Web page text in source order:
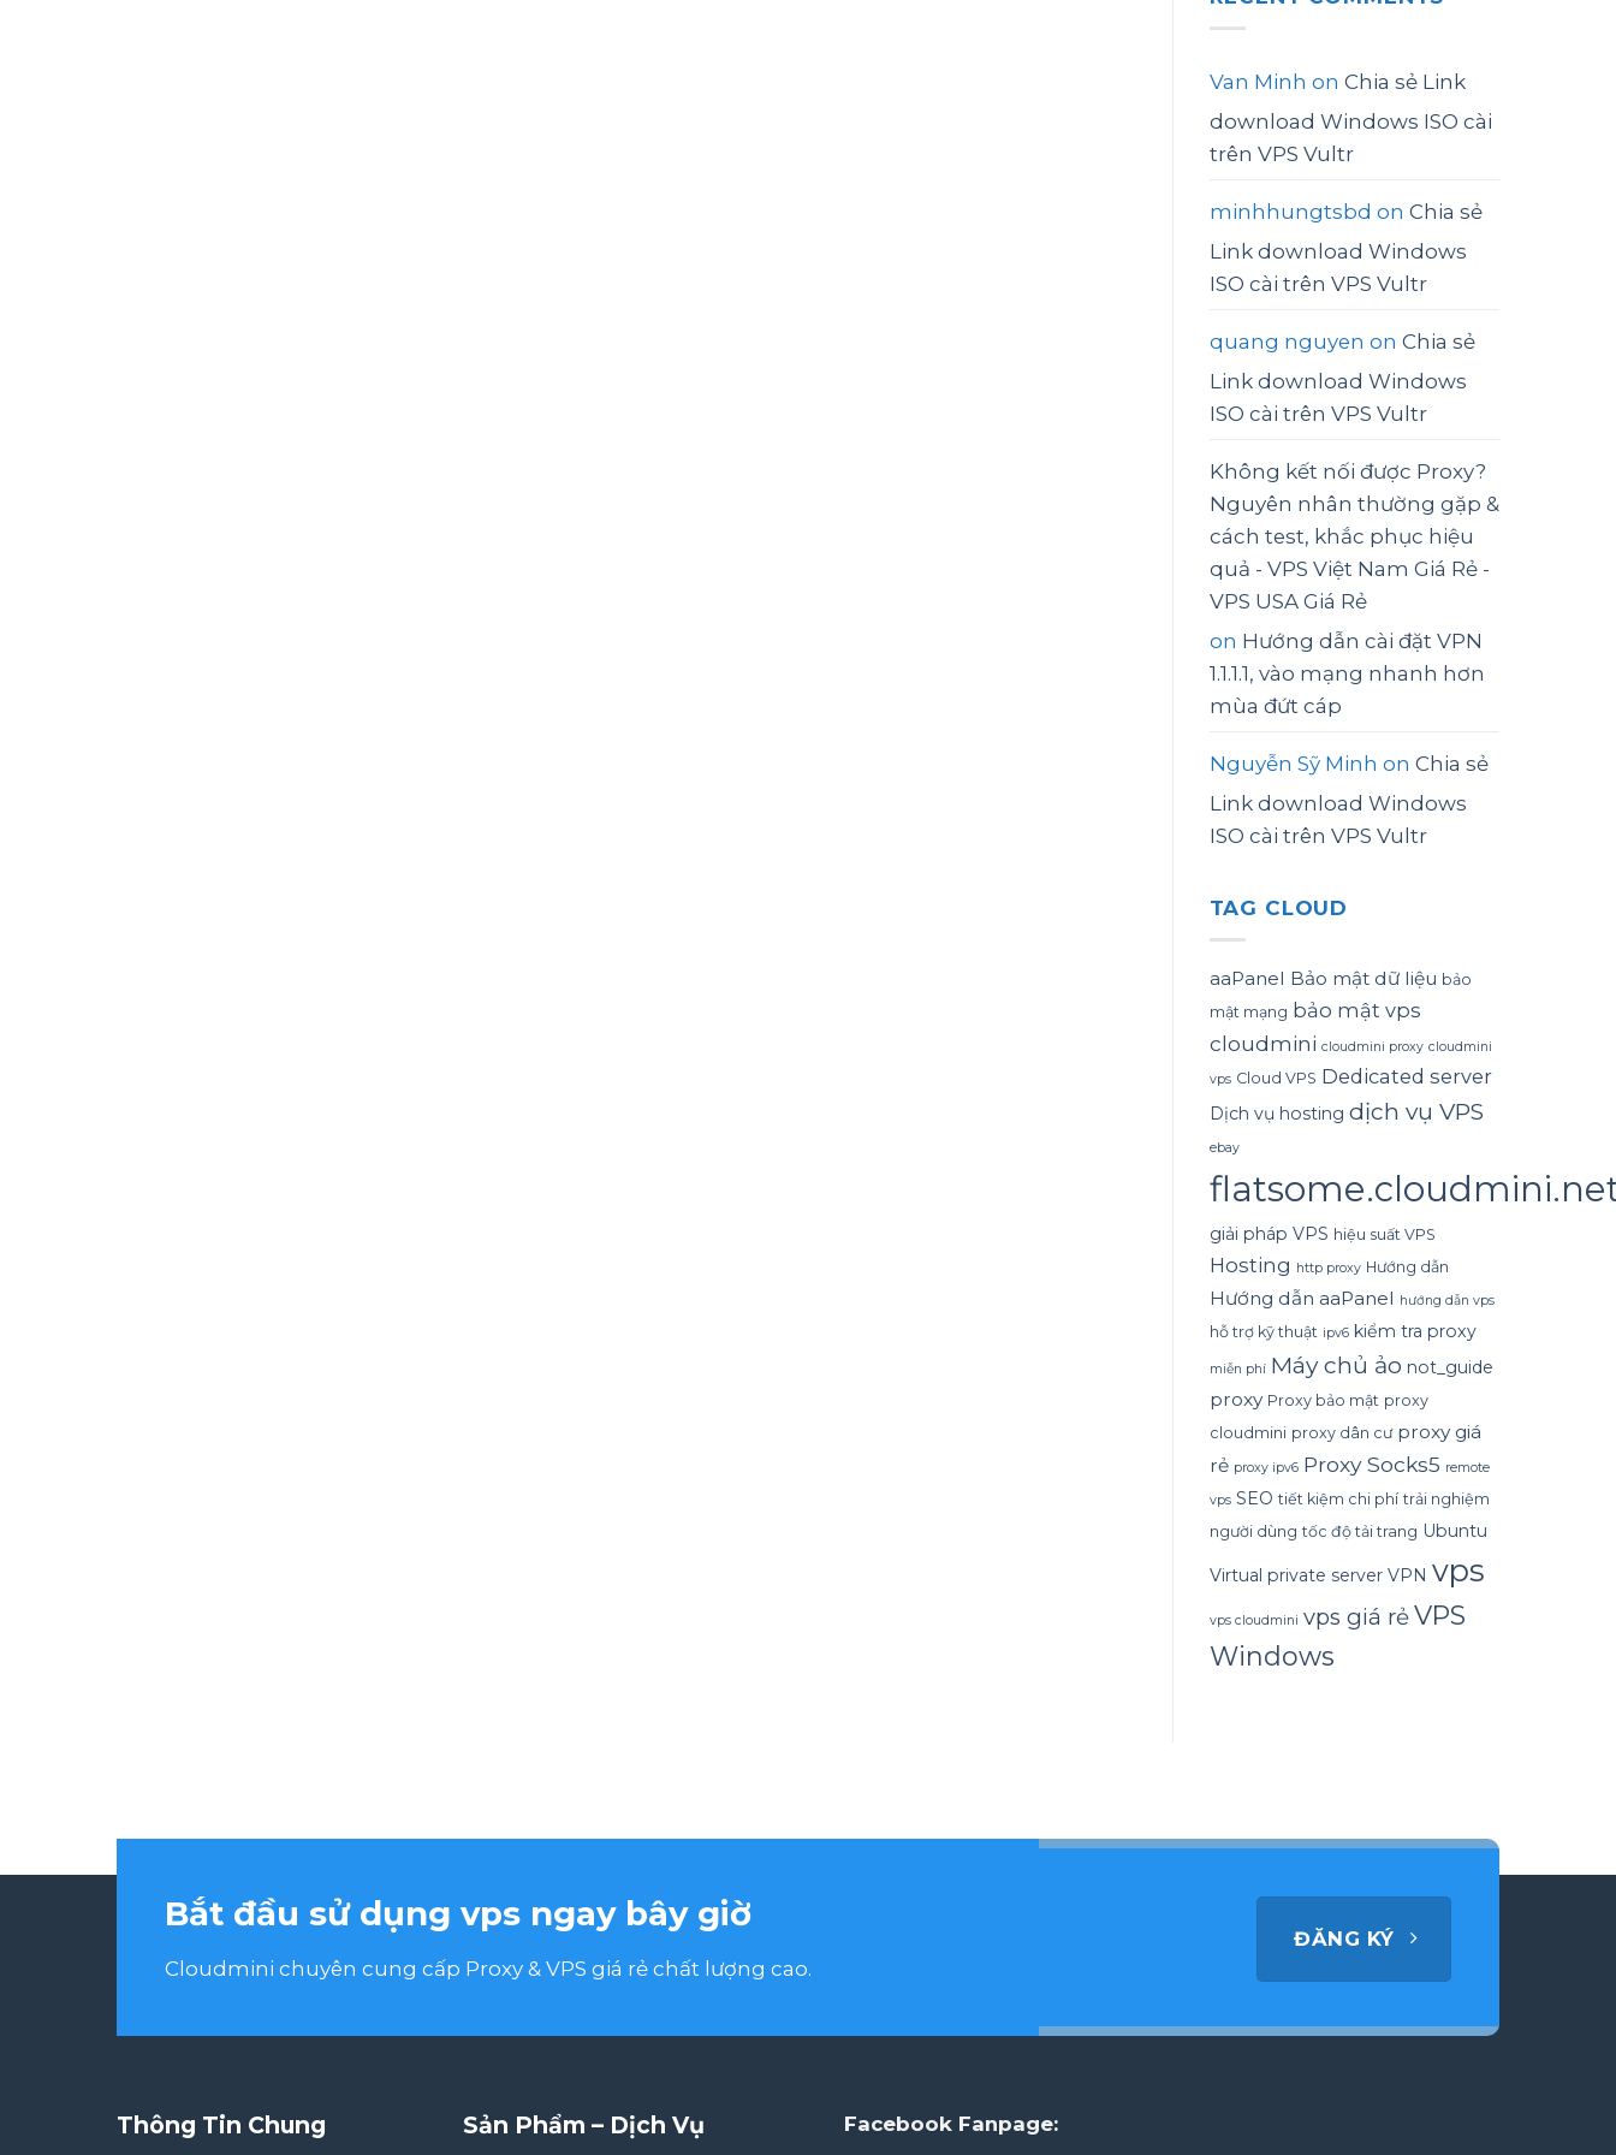
Van Minh on Chia sẻ Link
download Windows ISO cài
trên VPS Vultr
minhhungtsbd on Chia sẻ
Link download Windows
ISO cài trên VPS Vultr
quang nguyen on Chia sẻ
Link download Windows
ISO cài trên VPS Vultr
Không kết nối được Proxy?
Nguyên nhân thường gặp &
cách test, khắc phục hiệu
quả - VPS Việt Nam Giá Rẻ -
VPS USA Giá Rẻ
on Hướng dẫn cài đặt VPN
1.1.1.1, vào mạng nhanh hơn
mùa đứt cáp
Nguyễn Sỹ Minh on Chia sẻ
Link download Windows
ISO cài trên VPS Vultr
TAG CLOUD
aaPanel Bảo mật dữ liệu bảo
mật mạng bảo mật vps
cloudmini cloudmini proxy cloudmini
vps Cloud VPS Dedicated server
Dịch vụ hosting dịch vụ VPS
ebay
giải pháp VPS hiệu suất VPS
Hosting http proxy Hướng dẫn
Hướng dẫn aaPanel hướng dẫn vps
hỗ trợ kỹ thuật ipv6 kiểm tra proxy
miễn phí Máy chủ ảo not_guide
proxy Proxy bảo mật proxy
cloudmini proxy dân cư proxy giá
rẻ proxy ipv6 Proxy Socks5 remote
vps SEO tiết kiệm chi phí trải nghiệm
người dùng tốc độ tải trang Ubuntu
Virtual private server VPN vps
vps cloudmini vps giá rẻVPS
Windows
Bắt đầu sử dụng vps ngay bây giờ
Cloudmini chuyên cung cấp Proxy & VPS giá rẻ chất lượng cao.
ĐĂNG KÝ
Thông Tin Chung Sản Phẩm – Dịch Vụ Facebook Fanpage: